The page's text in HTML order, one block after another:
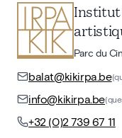
Institut
Parc du
balat@kikirpa.be
info@kikirpa.be
+32 (0)2 739 67 11